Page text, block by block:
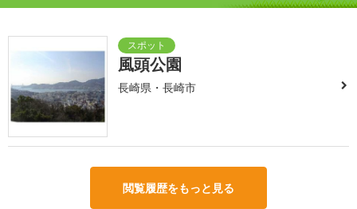
風頭公園
長崎県・長崎市
閲覧履歴をもっと見る